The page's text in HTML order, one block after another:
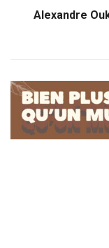
Alexandre